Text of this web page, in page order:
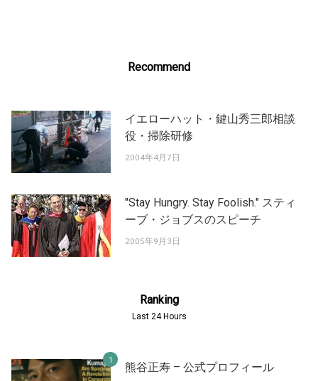
Recommend
イエローハット・鍵山秀三郎相談
役・掃除研修
2004年4月7日
"Stay Hungry. Stay Foolish." スティ
ーブ・ジョブスのスピーチ
2005年9月3日
Ranking
Last 24 Hours
熊谷正寿 – 公式プロフィール